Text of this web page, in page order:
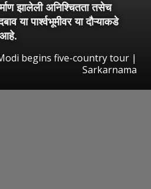
झालेली अनिश्चितता तसेच
या पार्श्वभूमीवर या दौऱ्याकडे
आहे.
begins five-country tour |
Sarkarnama